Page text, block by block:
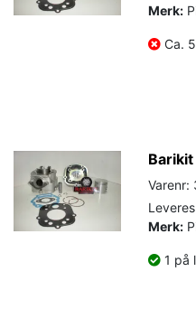
Merk:
Ca.
Varenr:
Merk:
1 på